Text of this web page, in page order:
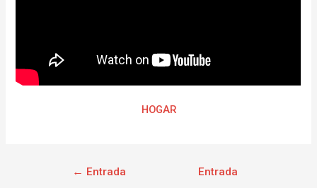
HOGAR
← Entrada
Entrada